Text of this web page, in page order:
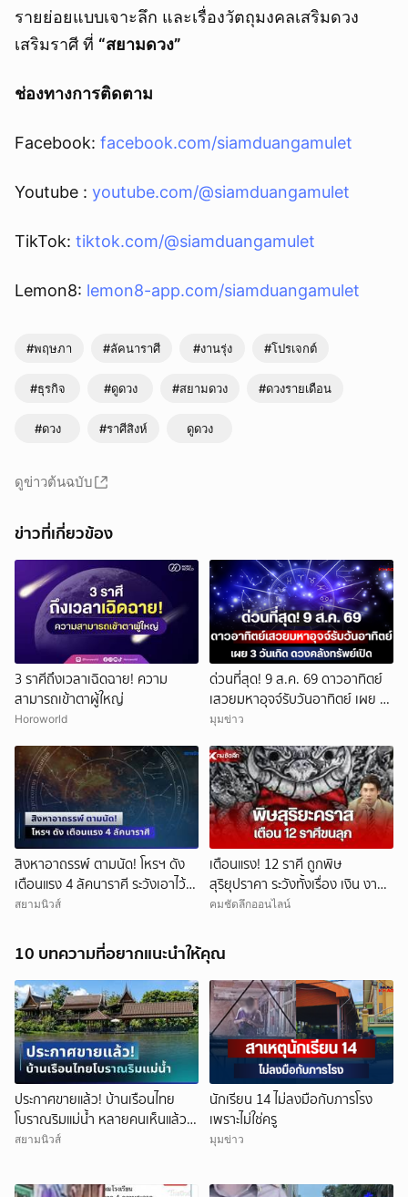
รายย่อยแบบเจาะลึก และเรื่องวัตถุมงคลเสริมดวง
เสริมราศี ที่ “สยามดวง”
ช่องทางการติดตาม
Facebook: facebook.com/siamduangamulet
Youtube : youtube.com/@siamduangamulet
TikTok: tiktok.com/@siamduangamulet
Lemon8: lemon8-app.com/siamduangamulet
#พฤษภา #ลัคนาราศี #งานรุ่ง #โปรเจกต์
#ธุรกิจ #ดูดวง #สยามดวง #ดวงรายเดือน
#ดวง #ราศีสิงห์ ดูดวง
ดูข่าวต้นฉบับ
ข่าวที่เกี่ยวข้อง
3 ราศีถึงเวลาเฉิดฉาย! ความ
สามารถเข้าตาผู้ใหญ่
Horoworld
ด่วนที่สุด! 9 ส.ค. 69 ดาวอาทิตย์
เสวยมหาอุจจ์รับวันอาทิตย์ เผย 3
วันเกิด ดวงคลังทรัพย์เปิด เงิน
มุมข่าว
สิงหาอาถรรพ์ ตามนัด! โหรฯ ดัง
เตือนแรง 4 ลัคนาราศี ระวังเอาไว้ให้
ดี
สยามนิวส์
เตือนแรง! 12 ราศี ถูกพิษ
สุริยุปราคา ระวังทั้งเรื่อง เงิน งาน
รัก สุขภาพ
คมชัดลึกออนไลน์
10 บทความที่อยากแนะนำให้คุณ
ประกาศขายแล้ว! บ้านเรือนไทย
โบราณริมแม่น้ำ หลายคนเห็นแล้ว
จำได้ เคยเป็นฉากหนังดัง
สยามนิวส์
นักเรียน 14 ไม่ลงมือกับภารโรง
เพราะไม่ใช่ครู
มุมข่าว